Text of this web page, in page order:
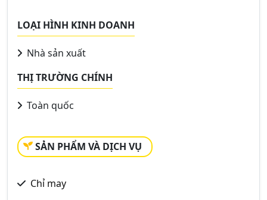
LOẠI HÌNH KINH DOANH
Nhà sản xuất
THỊ TRƯỜNG CHÍNH
Toàn quốc
SẢN PHẨM VÀ DỊCH VỤ
Chỉ may